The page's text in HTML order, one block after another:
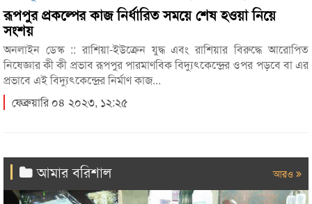
রূপপুর প্রকল্পের কাজ নির্ধারিত সময়ে শেষ হওয়া নিয়ে
সংশয়
অনলাইন ডেস্ক :: রাশিয়া-ইউক্রেন যুদ্ধ এবং রাশিয়ার বিরুদ্ধে আরোপিত
নিষেজ্ঞার কী কী প্রভাব রূপপুর পারমাণবিক বিদ্যুৎকেন্দ্রের ওপর পড়বে বা এর
প্রভাবে এই বিদ্যুৎকেন্দ্রের নির্মাণ কাজ...
ফেব্রুয়ারি ০৪ ২০২৩, ১২:২৫
আমার বরিশাল আরও